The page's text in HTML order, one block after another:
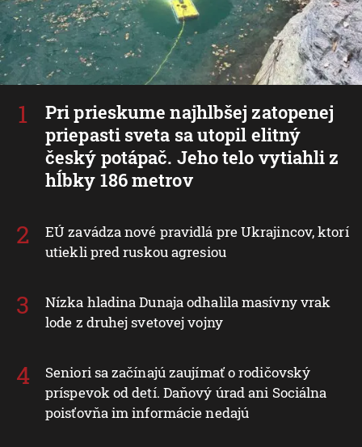
Pri prieskume najhlbšej zatopenej
priepasti sveta sa utopil elitný
český potápač. Jeho telo vytiahli z
hĺbky 186 metrov
EÚ zavádza nové pravidlá pre Ukrajincov, ktorí
utiekli pred ruskou agresiou
Nízka hladina Dunaja odhalila masívny vrak
lode z druhej svetovej vojny
Seniori sa začínajú zaujímať o rodičovský
príspevok od detí. Daňový úrad ani Sociálna
poisťovňa im informácie nedajú